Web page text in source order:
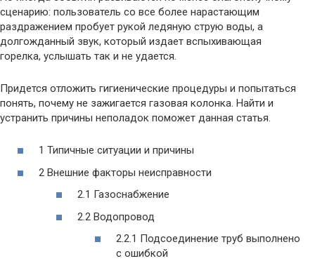
сценарию: пользователь со все более нарастающим
раздражением пробует рукой ледяную струю воды, а
долгожданный звук, который издает вспыхивающая
горелка, услышать так и не удается.
Придется отложить гигиенические процедуры и попытаться
понять, почему не зажигается газовая колонка. Найти и
устранить причины неполадок поможет данная статья.
1 Типичные ситуации и причины
2 Внешние факторы неисправности
2.1 Газоснабжение
2.2 Водопровод
2.2.1 Подсоединение труб выполнено
с ошибкой